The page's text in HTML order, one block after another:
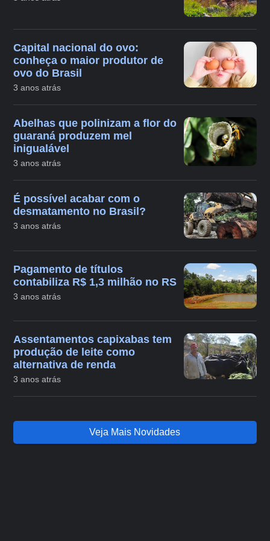
Capital nacional do ovo:
conheça o maior produtor de
ovo do Brasil
3 anos atrás
Abelhas que polinizam a flor do
guaraná produzem mel
inigualável
3 anos atrás
É possível acabar com o
desmatamento no Brasil?
3 anos atrás
Pagamento de títulos
contabiliza R$ 1,3 milhão no RS
3 anos atrás
Assentamentos capixabas tem
produção de leite como
alternativa de renda
3 anos atrás
Veja Mais Novidades